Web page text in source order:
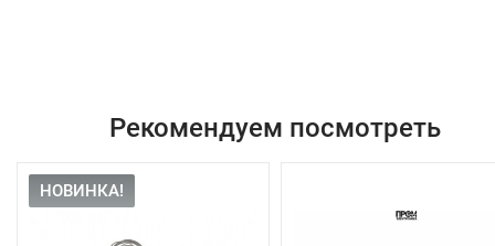
Рекомендуем посмотреть
НОВИНКА!